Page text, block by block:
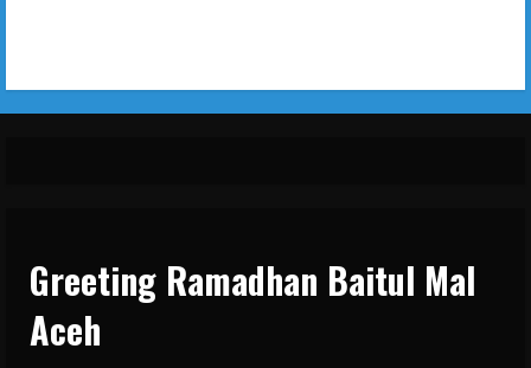
Greeting Ramadhan Baitul Mal
Aceh